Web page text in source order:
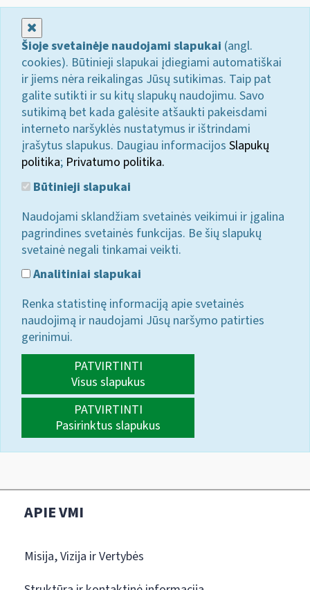
Šioje svetainėje naudojami slapukai (angl.
cookies). Būtinieji slapukai įdiegiami automatiškai
ir jiems nėra reikalingas Jūsų sutikimas. Taip pat
galite sutikti ir su kitų slapukų naudojimu. Savo
sutikimą bet kada galėsite atšaukti pakeisdami
interneto naršyklės nustatymus ir ištrindami
įrašytus slapukus. Daugiau informacijos Slapukų
politika; Privatumo politika.
Būtinieji slapukai
Naudojami sklandžiam svetainės veikimui ir įgalina
pagrindines svetainės funkcijas. Be šių slapukų
svetainė negali tinkamai veikti.
Analitiniai slapukai
Renka statistinę informaciją apie svetainės
naudojimą ir naudojami Jūsų naršymo patirties
gerinimui.
PATVIRTINTI
Visus slapukus
PATVIRTINTI
Pasirinktus slapukus
APIE VMI
Misija, Vizija ir Vertybės